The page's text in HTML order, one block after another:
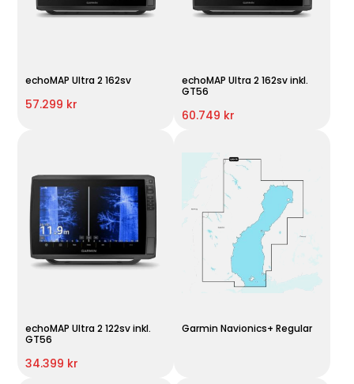
echoMAP Ultra 2 162sv
57.299 kr
echoMAP Ultra 2 162sv inkl.
GT56
60.749 kr
echoMAP Ultra 2 122sv inkl.
GT56
34.399 kr
Garmin Navionics+ Regular